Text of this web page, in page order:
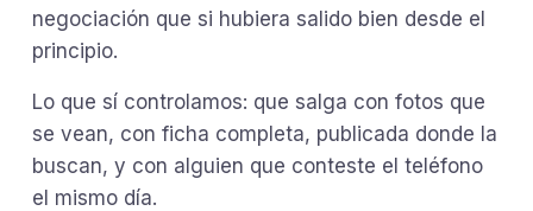
negociación que si hubiera salido bien desde el
principio.
Lo que sí controlamos: que salga con fotos que
se vean, con ficha completa, publicada donde la
buscan, y con alguien que conteste el teléfono
el mismo día.